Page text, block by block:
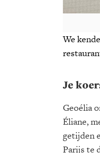
We
Je
Geoélia
Éliane,
getijden
Parijs te